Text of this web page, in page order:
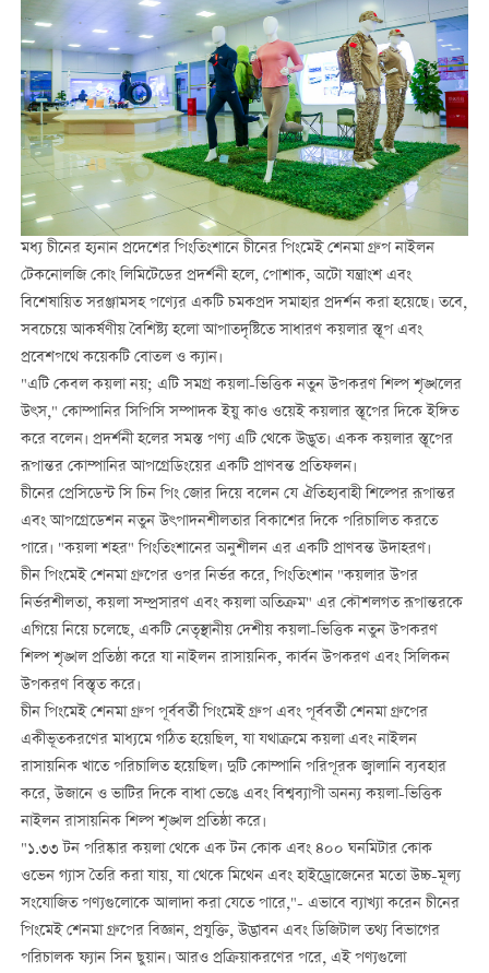
মধ্য চীনের হ্যনান প্রদেশের পিংতিংশানে চীনের পিংমেই শেনমা গ্রুপ নাইলন
টেকনোলজি কোং লিমিটেডের প্রদর্শনী হলে, পোশাক, অটো যন্ত্রাংশ এবং
বিশেষায়িত সরঞ্জামসহ পণ্যের একটি চমকপ্রদ সমাহার প্রদর্শন করা হয়েছে। তবে,
সবচেয়ে আকর্ষণীয় বৈশিষ্ট্য হলো আপাতদৃষ্টিতে সাধারণ কয়লার স্তূপ এবং
প্রবেশপথে কয়েকটি বোতল ও ক্যান।
"এটি কেবল কয়লা নয়; এটি সমগ্র কয়লা-ভিত্তিক নতুন উপকরণ শিল্প শৃঙ্খলের
উৎস," কোম্পানির সিপিসি সম্পাদক ইয়ু কাও ওয়েই কয়লার স্তূপের দিকে ইঙ্গিত
করে বলেন। প্রদর্শনী হলের সমস্ত পণ্য এটি থেকে উদ্ভূত। একক কয়লার স্তূপের
রূপান্তর কোম্পানির আপগ্রেডিংয়ের একটি প্রাণবন্ত প্রতিফলন।
চীনের প্রেসিডেন্ট সি চিন পিং জোর দিয়ে বলেন যে ঐতিহ্যবাহী শিল্পের রূপান্তর
এবং আপগ্রেডেশন নতুন উৎপাদনশীলতার বিকাশের দিকে পরিচালিত করতে
পারে। "কয়লা শহর" পিংতিংশানের অনুশীলন এর একটি প্রাণবন্ত উদাহরণ।
চীন পিংমেই শেনমা গ্রুপের ওপর নির্ভর করে, পিংতিংশান "কয়লার উপর
নির্ভরশীলতা, কয়লা সম্প্রসারণ এবং কয়লা অতিক্রম" এর কৌশলগত রূপান্তরকে
এগিয়ে নিয়ে চলেছে, একটি নেতৃস্থানীয় দেশীয় কয়লা-ভিত্তিক নতুন উপকরণ
শিল্প শৃঙ্খল প্রতিষ্ঠা করে যা নাইলন রাসায়নিক, কার্বন উপকরণ এবং সিলিকন
উপকরণ বিস্তৃত করে।
চীন পিংমেই শেনমা গ্রুপ পূর্ববর্তী পিংমেই গ্রুপ এবং পূর্ববর্তী শেনমা গ্রুপের
একীভূতকরণের মাধ্যমে গঠিত হয়েছিল, যা যথাক্রমে কয়লা এবং নাইলন
রাসায়নিক খাতে পরিচালিত হয়েছিল। দুটি কোম্পানি পরিপূরক জ্বালানি ব্যবহার
করে, উজানে ও ভাটির দিকে বাধা ভেঙে এবং বিশ্বব্যাপী অনন্য কয়লা-ভিত্তিক
নাইলন রাসায়নিক শিল্প শৃঙ্খল প্রতিষ্ঠা করে।
"১.৩৩ টন পরিষ্কার কয়লা থেকে এক টন কোক এবং ৪০০ ঘনমিটার কোক
ওভেন গ্যাস তৈরি করা যায়, যা থেকে মিথেন এবং হাইড্রোজেনের মতো উচ্চ-মূল্য
সংযোজিত পণ্যগুলোকে আলাদা করা যেতে পারে,"- এভাবে ব্যাখ্যা করেন চীনের
পিংমেই শেনমা গ্রুপের বিজ্ঞান, প্রযুক্তি, উদ্ভাবন এবং ডিজিটাল তথ্য বিভাগের
পরিচালক ফ্যান সিন ছুয়ান। আরও প্রক্রিয়াকরণের পরে, এই পণ্যগুলো